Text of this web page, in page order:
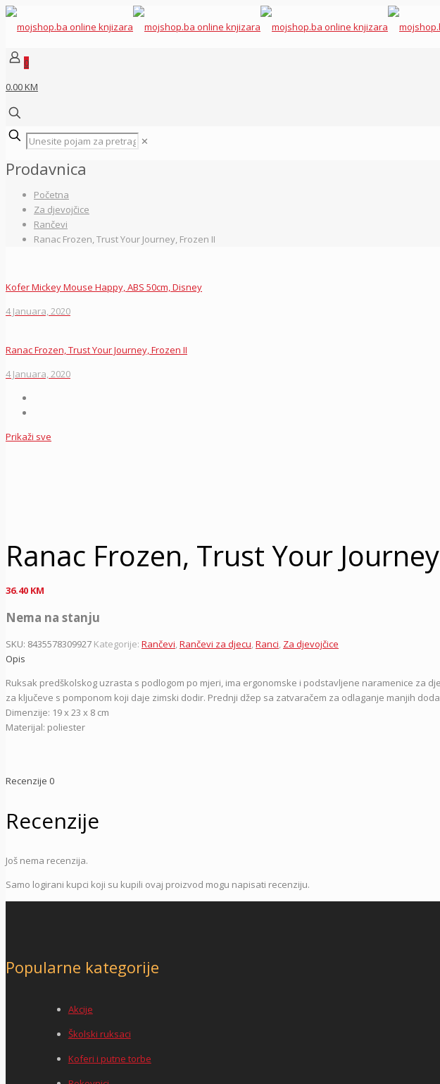
0
0.00 KM
✕
Prodavnica
Početna
Za djevojčice
Rančevi
Ranac Frozen, Trust Your Journey, Frozen II
Kofer Mickey Mouse Happy, ABS 50cm, Disney
4 Januara, 2020
Ranac Frozen, Trust Your Journey, Frozen II
4 Januara, 2020
Prikaži sve
Ranac Frozen, Trust Your
36.40 KM
Nema na stanju
SKU: 8435578309927 Kategorije: Rančevi,Rančevi za djecu,Ranci, Za djevojčice
Opis
Ruksak predškolskog uzrasta s podlogom po mjeri, ima ergonomske i podstavljene naramenice za
za ključeve s pomponom koji daje zimski dodir. Prednji džep sa zatvaračem za odlaganje manjih
Dimenzije: 19 x 23 x 8 cm
Materijal: poliester
Recenzije 0
Recenzije
Još nema recenzija.
Samo logirani kupci koji su kupili ovaj proizvod mogu napisati recenziju.
Popularne kategorije
Akcije
Školski ruksaci
Koferi i putne torbe